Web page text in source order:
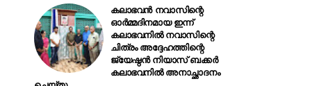
കലാഭവൻ നവാസിന്റെ
ഓർമ്മദിനമായ ഇന്ന്
കലാഭവനിൽ നവാസിന്റെ
ചിത്രം അദ്ദേഹത്തിന്റെ
ജ്യേഷ്ഠൻ നിയാസ് ബക്കർ
കലാഭവനിൽ അനാച്ഛാദനം